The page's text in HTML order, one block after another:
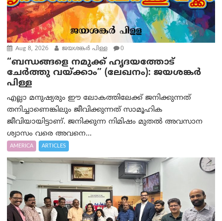
Aug 8, 2026 ജയശങ്കര്‍ പിള്ള 0
“ബന്ധങ്ങളെ നമുക്ക് ഹൃദയത്തോട്
ചേർത്തു വയ്ക്കാം” (ലേഖനം): ജയശങ്കര്‍
പിള്ള
എല്ലാ മനുഷ്യരും ഈ ലോകത്തിലേക്ക് ജനിക്കുന്നത്
തനിച്ചാണെങ്കിലും ജീവിക്കുന്നത് സാമൂഹിക
ജീവിയായിട്ടാണ്. ജനിക്കുന്ന നിമിഷം മുതൽ അവസാന
ശ്വാസം വരെ അവനെ...
AMERICA ARTICLES